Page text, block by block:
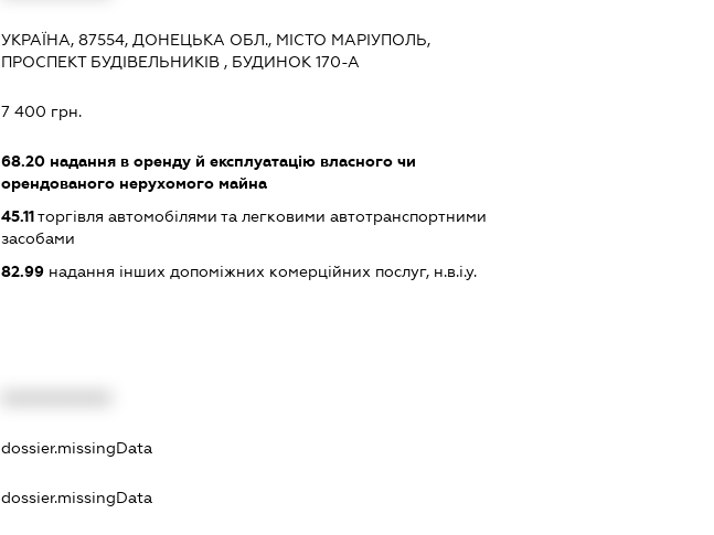
УКРАЇНА, 87554, ДОНЕЦЬКА ОБЛ., МІСТО МАРІУПОЛЬ,
ПРОСПЕКТ БУДІВЕЛЬНИКІВ , БУДИНОК 170-А
7 400 грн.
68.20надання в оренду й експлуатацію власного чи
орендованого нерухомого майна
45.11торгівля автомобілями та легковими автотранспортними
засобами
82.99надання інших допоміжних комерційних послуг, н.в.і.у.
dossier.missingData
dossier.missingData